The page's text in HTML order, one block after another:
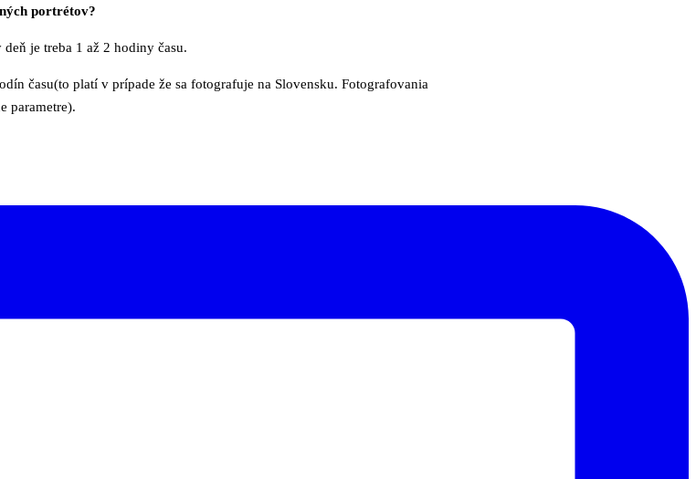
portrétov?
je treba 1 až 2 hodiny času.
času(to platí v prípade že sa fotografuje na Slovensku. Fotografovania
parametre).